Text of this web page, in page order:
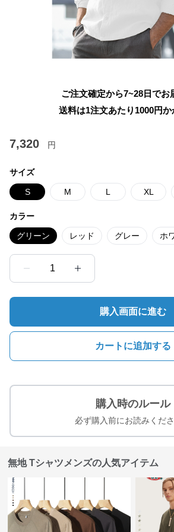
ご注文確定から7~28日でお
送料は1注文あたり 1000円
7,320 円
サイズ
S M L XL
カラー
グリーン レッド グレー ホ
1
購入画面に進む
カートに追加する
購入時のルール
必ず購入前にお読みくださ
無地 Tシャツメンズの人気アイテム